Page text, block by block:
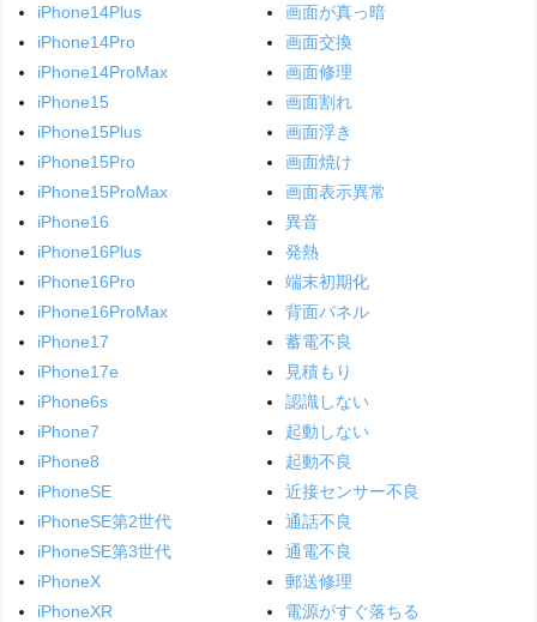
iPhone14Plus
iPhone14Pro
iPhone14ProMax
iPhone15
iPhone15Plus
iPhone15Pro
iPhone15ProMax
iPhone16
iPhone16Plus
iPhone16Pro
iPhone16ProMax
iPhone17
iPhone17e
iPhone6s
iPhone7
iPhone8
iPhoneSE
iPhoneSE第2世代
iPhoneSE第3世代
iPhoneX
iPhoneXR
画面が真っ暗
画面交換
画面修理
画面割れ
画面浮き
画面焼け
画面表示異常
異音
発熱
端末初期化
背面パネル
蓄電不良
見積もり
認識しない
起動しない
起動不良
近接センサー不良
通話不良
通電不良
郵送修理
電源がすぐ落ちる